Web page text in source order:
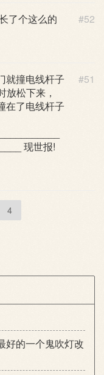
#52
了个这么的
#51
就撞电线杆子
放松下来，
在了电线杆子
现世报!
4
好的一个鬼吹灯改